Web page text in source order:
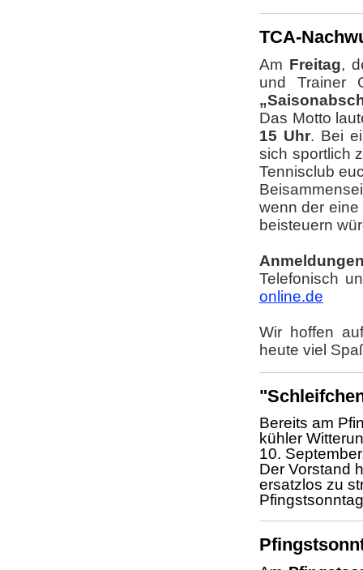
TCA-
Am Freitag,
und Trainer
Das Motto
15 Uhr. Bei
sich sportlich
Tennisclub
wenn der
beisteuern
Telefonisch
online.de
Wir hoffen
heute viel
Bereits am
kühler
10.
Der Vorstand
ersatzlos zu